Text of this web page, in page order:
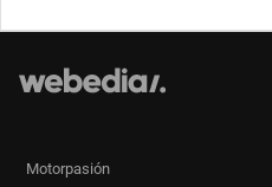
Motorpasión